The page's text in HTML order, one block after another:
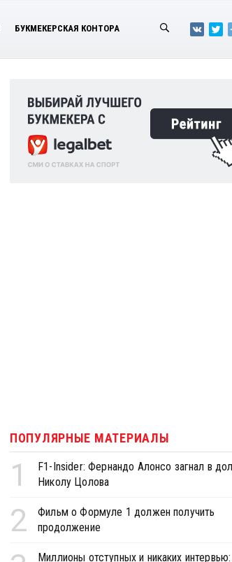
БУКМЕКЕРСКАЯ КОНТОРА
ПОПУЛЯРНЫЕ МАТЕРИАЛЫ
1
F1-Insider: Фернандо Алонсо загнал в
Николу Цолова
2
Фильм о Формуле 1 должен получить
продолжение
Миллионы отступных и никаких